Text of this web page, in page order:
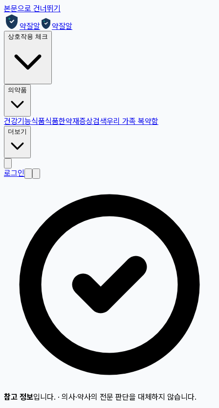
본문으로 건너뛰기
약잘알
약잘알
상호작용 체크
의약품
건강기능식품식품한약재증상검색우리 가족 복약함
더보기
로그인
참고 정보입니다. · 의사·약사의 전문 판단을 대체하지 않습니다.